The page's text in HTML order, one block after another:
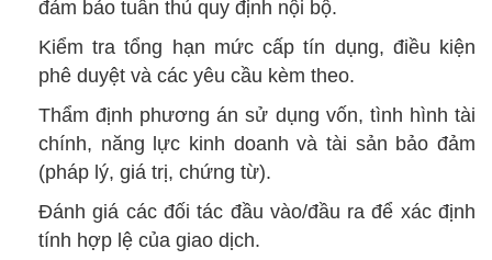
đảm bảo tuân thủ quy định nội bộ.
Kiểm tra tổng hạn mức cấp tín dụng, điều kiện
phê duyệt và các yêu cầu kèm theo.
Thẩm định phương án sử dụng vốn, tình hình tài
chính, năng lực kinh doanh và tài sản bảo đảm
(pháp lý, giá trị, chứng từ).
Đánh giá các đối tác đầu vào/đầu ra để xác định
tính hợp lệ của giao dịch.